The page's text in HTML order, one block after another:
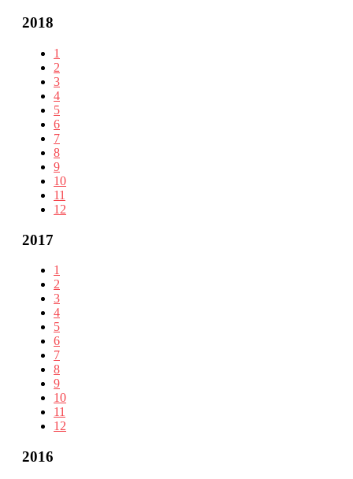
2018
1
2
3
4
5
6
7
8
9
10
11
12
2017
1
2
3
4
5
6
7
8
9
10
11
12
2016